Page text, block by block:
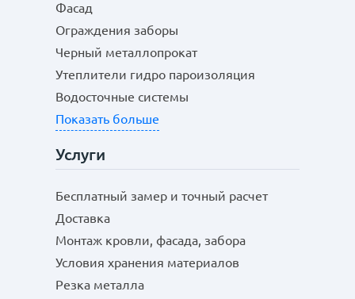
Фасад
Ограждения заборы
Черный металлопрокат
Утеплители гидро пароизоляция
Водосточные системы
Показать больше
Услуги
Бесплатный замер и точный расчет
Доставка
Монтаж кровли, фасада, забора
Условия хранения материалов
Резка металла